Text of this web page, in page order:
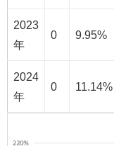
2023
年
0 9.95%
2024
年
0 11.14%